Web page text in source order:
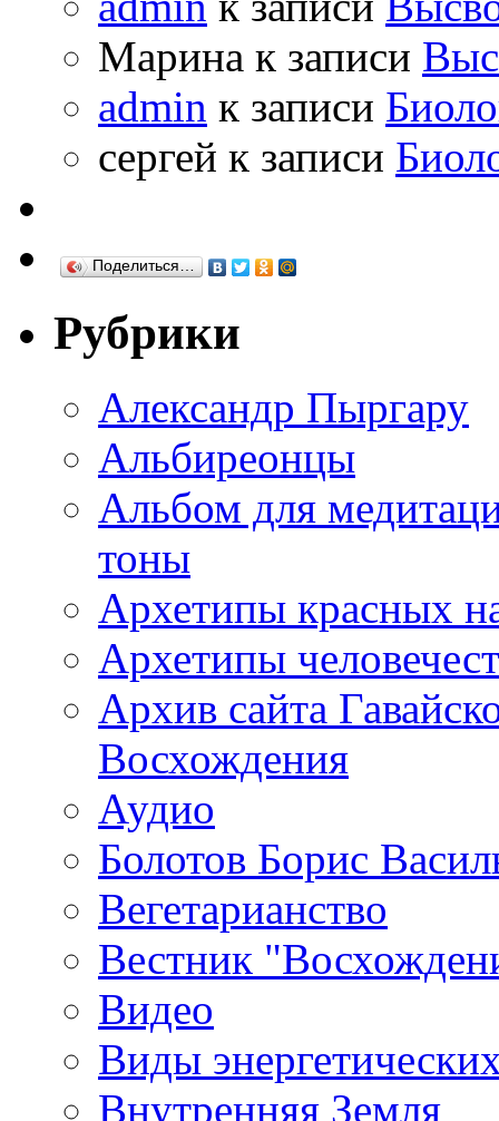
Марина к записи
admin к записи
сергей к записи
Поделиться…
Рубрики
Александр Пыргару
Альбиреонцы
Альбом для
тоны
Архетипы красных
Архетипы
Архив сайта
Восхождения
Аудио
Болотов Борис
Вегетарианство
Вестник
Видео
Виды
Внутренняя Земля